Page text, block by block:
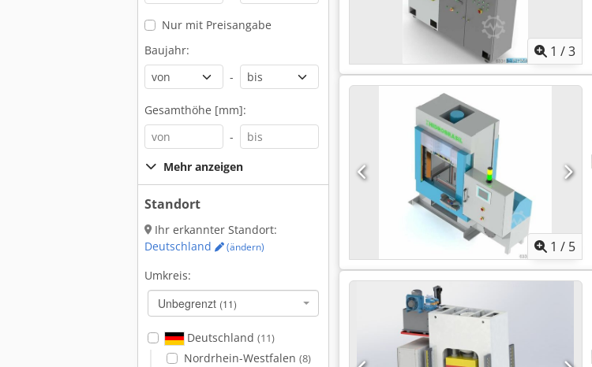
Nur mit Preisangabe
Baujahr:
-
Gesamthöhe [mm]:
-
Mehr anzeigen
Standort
Ihr erkannter Standort:
Deutschland
(ändern)
Umkreis:
Unbegrenzt (11)
Deutschland (11)
Nordrhein-Westfalen (8)
1 /3
1 / 5